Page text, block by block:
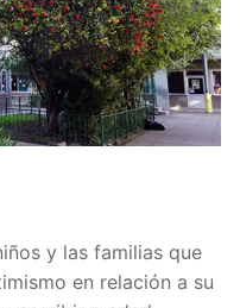
y las familias que
en relación a su